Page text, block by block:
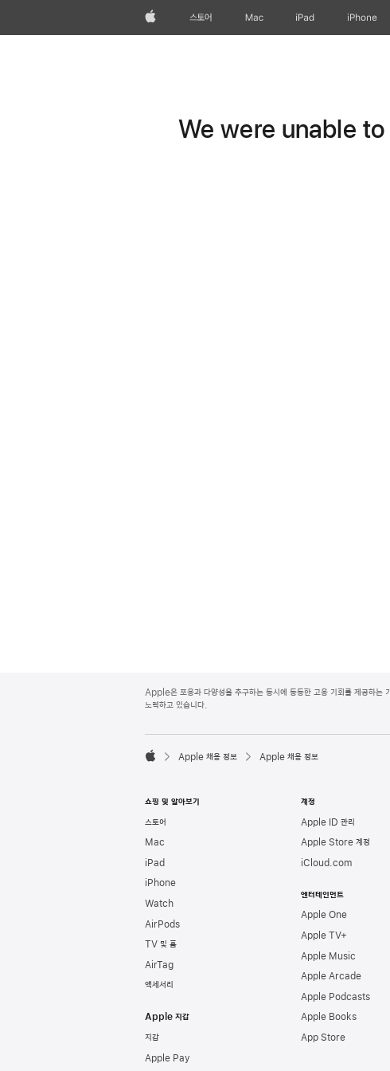
Apple스토어 Mac iPad iPhone
We were unable
p
p
o
r
Apple은 포용과 다양성을 추구하는 동시에 동등한 고용 기회를 제공하는
노력하고 있습니다.

l
e
Apple 채용 정보 Apple 채용 정보
쇼핑 및 알아보기
스토어
Mac
iPad
iPhone
Watch
AirPods
TV 및 홈
AirTag
액세서리
Apple 지갑
지갑
Apple Pay
계정
Apple ID 관리
Apple Store 계정
iCloud.com
엔터테인먼트
Apple One
Apple TV+
Apple Music
Apple Arcade
Apple Podcasts
Apple Books
App Store